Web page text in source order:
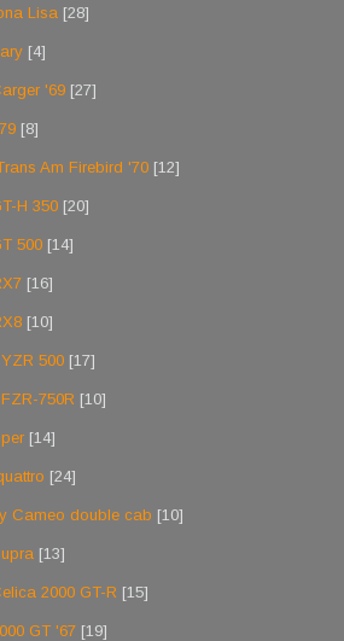
Lisa [28]
[4]
'69 [27]
[8]
Am Firebird '70 [12]
H 350 [20]
500 [14]
[16]
[10]
500 [17]
750R [10]
[14]
[24]
Cameo double cab [10]
[13]
2000 GT-R [15]
GT '67 [19]